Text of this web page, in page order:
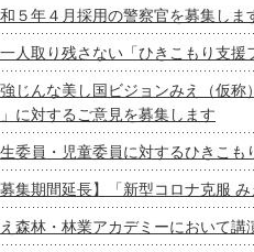
５年４月採用の警察官を募集しま
人取り残さない「ひきこもり支援
じんな美し国ビジョンみえ（仮
に対するご意見を募集します
委員・児童委員に対するひきこも
集期間延長】「新型コロナ克服
森林・林業アカデミーにおいて講